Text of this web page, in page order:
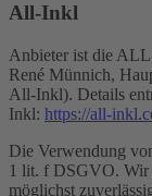
All-Inkl
Anbieter ist die
René Münnich,
All-Inkl). Details
Inkl: https://all-
Die Verwendung
1 lit. f DSGVO. Wir
möglichst